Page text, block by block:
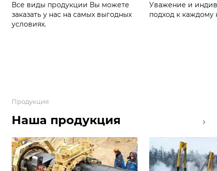
Все виды продукции Вы можете
заказать у нас на самых выгодных
условиях.
Уважение и
подход к каждому
Продукция
Наша продукция